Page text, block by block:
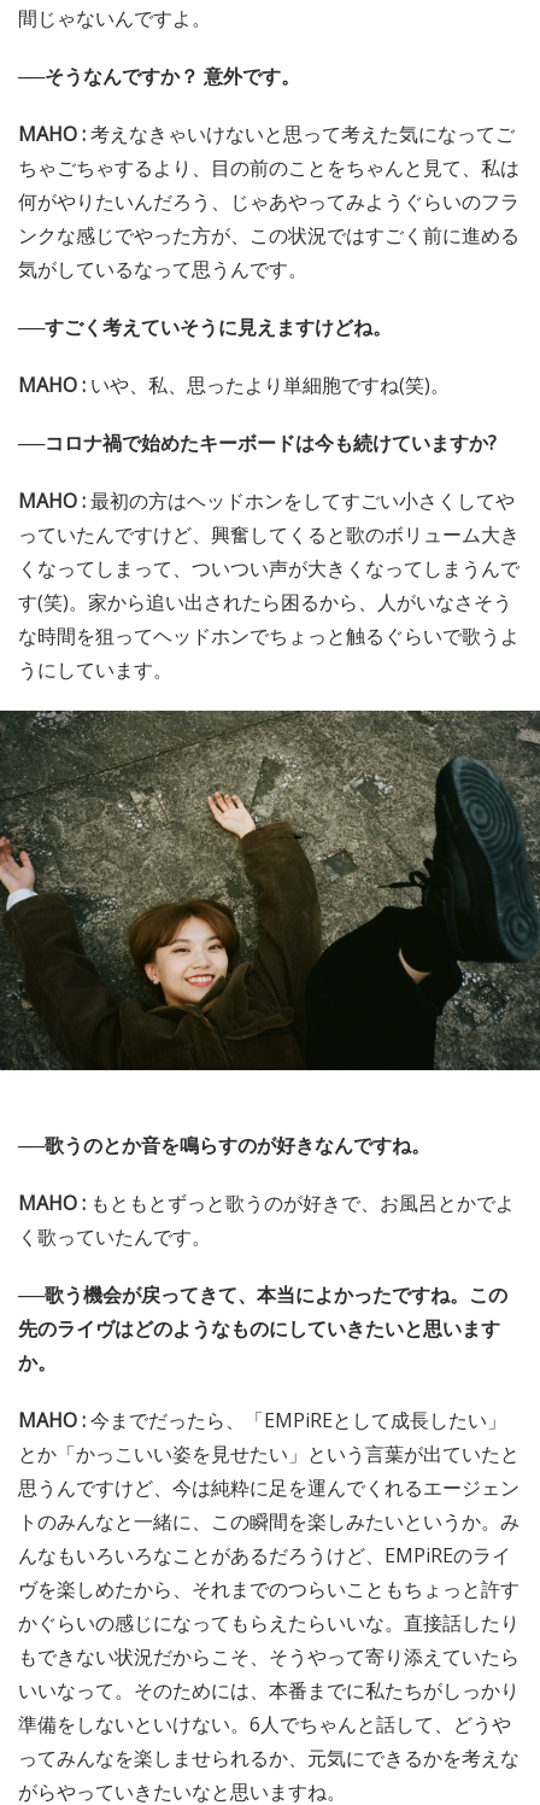
間じゃないんですよ。
──そうなんですか？ 意外です。
MAHO :考えなきゃいけないと思って考えた気になってご
ちゃごちゃするより、目の前のことをちゃんと見て、私は
何がやりたいんだろう、じゃあやってみようぐらいのフラ
ンクな感じでやった方が、この状況ではすごく前に進める
気がしているなって思うんです。
──すごく考えていそうに見えますけどね。
MAHO : いや、私、思ったより単細胞ですね(笑)。
──コロナ禍で始めたキーボードは今も続けていますか?
MAHO :最初の方はヘッドホンをしてすごい小さくしてや
っていたんですけど、興奮してくると歌のボリューム大き
くなってしまって、ついつい声が大きくなってしまうんで
す(笑)。家から追い出されたら困るから、人がいなさそう
な時間を狙ってヘッドホンでちょっと触るぐらいで歌うよ
うにしています。
──歌うのとか音を鳴らすのが好きなんですね。
MAHO : もともとずっと歌うのが好きで、お風呂とかでよ
く歌っていたんです。
──歌う機会が戻ってきて、本当によかったですね。この
先のライヴはどのようなものにしていきたいと思います
か。
MAHO :今までだったら、「EMPiREとして成長したい」
とか「かっこいい姿を見せたい」という言葉が出ていたと
思うんですけど、今は純粋に足を運んでくれるエージェン
トのみんなと一緒に、この瞬間を楽しみたいというか。み
んなもいろいろなことがあるだろうけど、EMPiREのライ
ヴを楽しめたから、それまでのつらいこともちょっと許す
かぐらいの感じになってもらえたらいいな。直接話したり
もできない状況だからこそ、そうやって寄り添えていたら
いいなって。そのためには、本番までに私たちがしっかり
準備をしないといけない。6人でちゃんと話して、どうや
ってみんなを楽しませられるか、元気にできるかを考えな
がらやっていきたいなと思いますね。